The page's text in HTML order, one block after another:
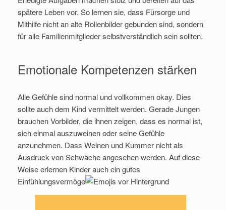
spätere Leben vor. So lernen sie, dass Fürsorge und
Mithilfe nicht an alte Rollenbilder gebunden sind, sondern
für alle Familienmitglieder selbstverständlich sein sollten.
Emotionale Kompetenzen stärken
Alle Gefühle sind normal und vollkommen okay. Dies
sollte auch dem Kind vermittelt werden. Gerade Jungen
brauchen Vorbilder, die ihnen zeigen, dass es normal ist,
sich einmal auszuweinen oder seine Gefühle
anzunehmen. Dass Weinen und Kummer nicht als
Ausdruck von Schwäche angesehen werden. Auf diese
Weise erlernen Kinder auch ein gutes
Einfühlungsvermöge